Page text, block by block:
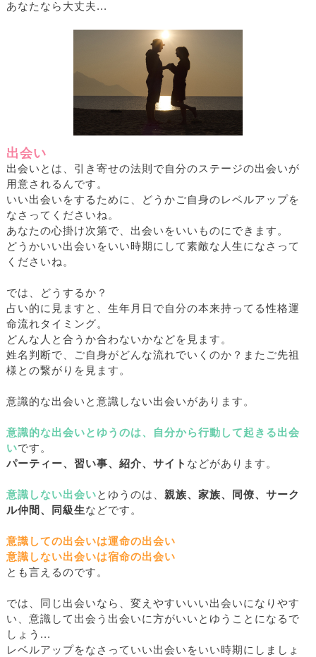
あなたなら大丈夫...
出会い
出会いとは、引き寄せの法則で自分のステージの出会いが
用意されるんです。
いい出会いをするために、どうかご自身のレベルアップを
なさってくださいね。
あなたの心掛け次第で、出会いをいいものにできます。
どうかいい出会いをいい時期にして素敵な人生になさって
くださいね。
では、どうするか？
占い的に見ますと、生年月日で自分の本来持ってる性格運
命流れタイミング。
どんな人と合うか合わないかなどを見ます。
姓名判断で、ご自身がどんな流れでいくのか？またご先祖
様との繋がりを見ます。
意識的な出会いと意識しない出会いがあります。
意識的な出会いとゆうのは、自分から行動して起きる出会
いです。
パーティー、習い事、紹介、サイト などがあります。
意識しない出会いとゆうのは、 親族、家族、同僚、サーク
ル仲間、同級生などです。
意識しての出会いは運命の出会い
意識しない出会いは宿命の出会い
とも言えるのです。
では、同じ出会いなら、変えやすいいい出会いになりやす
い、意識して出会う出会いに方がいいとゆうことになるで
しょう...
レベルアップをなさっていい出会いをいい時期にしましょ